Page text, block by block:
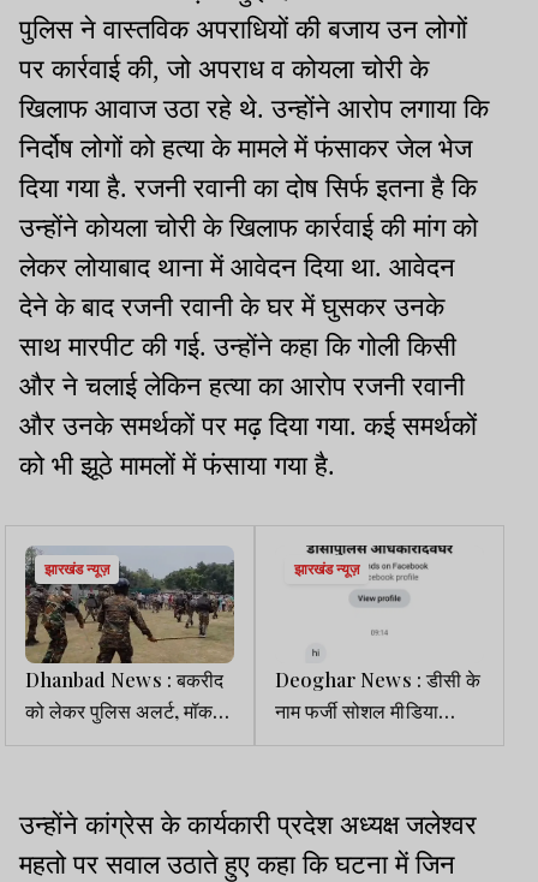
पुलिस ने वास्तविक अपराधियों की बजाय उन लोगों
पर कार्रवाई की, जो अपराध व कोयला चोरी के
खिलाफ आवाज उठा रहे थे. उन्होंने आरोप लगाया कि
निर्दोष लोगों को हत्या के मामले में फंसाकर जेल भेज
दिया गया है. रजनी रवानी का दोष सिर्फ इतना है कि
उन्होंने कोयला चोरी के खिलाफ कार्रवाई की मांग को
लेकर लोयाबाद थाना में आवेदन दिया था. आवेदन
देने के बाद रजनी रवानी के घर में घुसकर उनके
साथ मारपीट की गई. उन्होंने कहा कि गोली किसी
और ने चलाई लेकिन हत्या का आरोप रजनी रवानी
और उनके समर्थकों पर मढ़ दिया गया. कई समर्थकों
को भी झूठे मामलों में फंसाया गया है.
झारखंड न्यूज़
Dhanbad News : बकरीद
को लेकर पुलिस अलर्ट, मॉक
ड्रिल में भीड़ नियंत्रण का
झारखंड न्यूज़
Deoghar News : डीसी के
नाम फर्जी सोशल मीडिया
अकाउंट बना ठगी का प्रयास
उन्होंने कांग्रेस के कार्यकारी प्रदेश अध्यक्ष जलेश्वर
महतो पर सवाल उठाते हुए कहा कि घटना में जिन